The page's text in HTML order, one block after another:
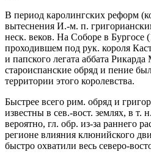
В период каролингских реформ
вытеснения И.-м. п.
неск. веков. На Соборе в Бургосе
проходившем под рук. короля
и папского легата аббата Рикарда
староиспанские обряд и пение
территории этого королевства.
Быстрее всего рим. обряд и
известны в сев.-вост. землях, в т.
вероятно, гл. обр. из-за раннего
регионе влияния клюнийского
быстро охватили весь северо-